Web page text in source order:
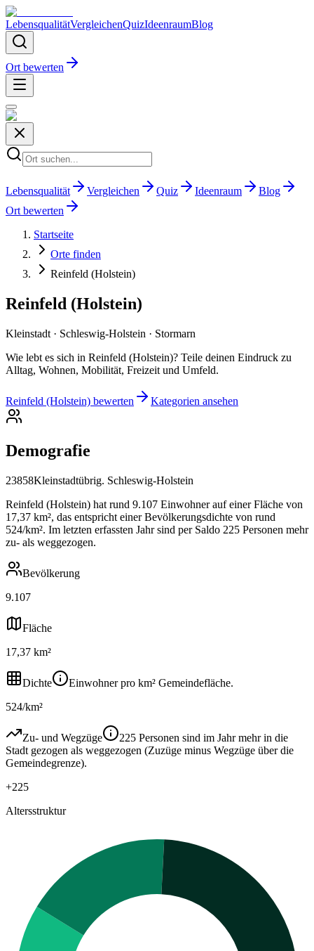
LebensqualitätVergleichenQuizIdeenraumBlog
Ort bewerten
Lebensqualität Vergleichen Quiz Ideenraum
Blog
Ort bewerten
Startseite
Orte finden
Reinfeld (Holstein)
Reinfeld (Holstein)
Kleinstadt · Schleswig-Holstein · Stormarn
Wie lebt es sich in Reinfeld (Holstein)? Teile deinen Eindruck zu
Alltag, Wohnen, Mobilität, Freizeit und Umfeld.
Reinfeld (Holstein) bewerten Kategorien ansehen
Demografie
23858Kleinstadtübrig. Schleswig-Holstein
Reinfeld (Holstein) hat rund 9.107 Einwohner auf einer Fläche von
17,37 km², das entspricht einer Bevölkerungsdichte von rund
524/km². Im letzten erfassten Jahr sind per Saldo 225 Personen mehr
zu- als weggezogen.
Bevölkerung
9.107
Fläche
17,37 km²
Dichte
Einwohner pro km² Gemeindefläche.
524/km²
Zu- und Wegzüge
225 Personen sind im Jahr mehr in die
Stadt gezogen als weggezogen (Zuzüge minus Wegzüge über die
Gemeindegrenze).
+225
Altersstruktur